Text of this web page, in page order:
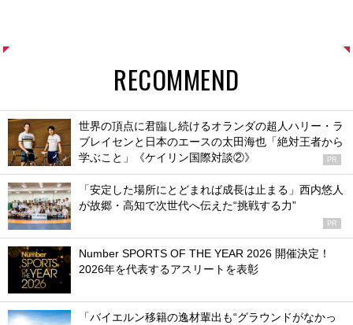
RECOMMEND
世界の頂点に君臨し続けるオランダの超人ハリー・ラ
ブレイセンと日本のエースの太田海也「絶対王者から
学ぶこと」《ケイリン国際対談②》
PR
「安定した場所にとどまれば成長は止まる」西内悠人
が故郷・高知で次世代へ伝えた“挑戦する力”
PR
Number SPORTS OF THE YEAR 2026 開催決定！
2026年を代表するアスリートを表彰
「バイエルン移籍の逸材輩出も“グラウンドがなかっ